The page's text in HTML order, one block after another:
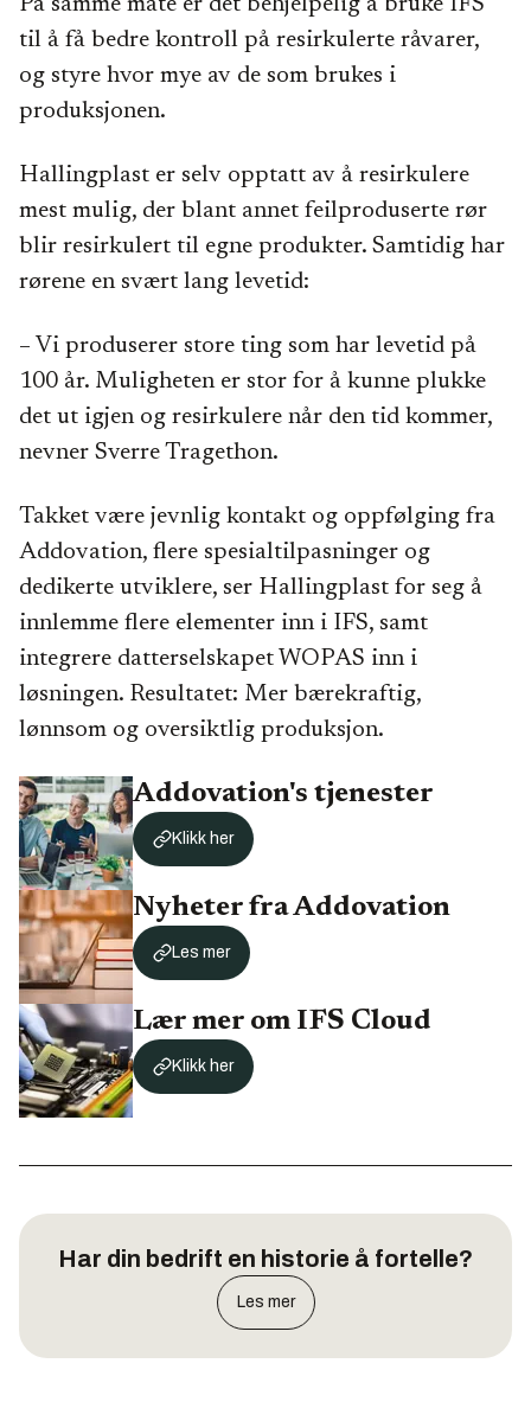
til å få bedre kontroll på resirkulerte råvarer,
og styre hvor mye av de som brukes i
produksjonen.
Hallingplast er selv opptatt av å resirkulere
mest mulig, der blant annet feilproduserte rør
blir resirkulert til egne produkter. Samtidig har
rørene en svært lang levetid:
– Vi produserer store ting som har levetid på
100 år. Muligheten er stor for å kunne plukke
det ut igjen og resirkulere når den tid kommer,
nevner Sverre Tragethon.
Takket være jevnlig kontakt og oppfølging fra
Addovation, flere spesialtilpasninger og
dedikerte utviklere, ser Hallingplast for seg å
innlemme flere elementer inn i IFS, samt
integrere datterselskapet WOPAS inn i
løsningen. Resultatet: Mer bærekraftig,
lønnsom og oversiktlig produksjon.
Addovation's tjenester
Klikk her
Nyheter fra Addovation
Les mer
Lær mer om IFS Cloud
Klikk her
Har din bedrift en historie å fortelle?
Les mer